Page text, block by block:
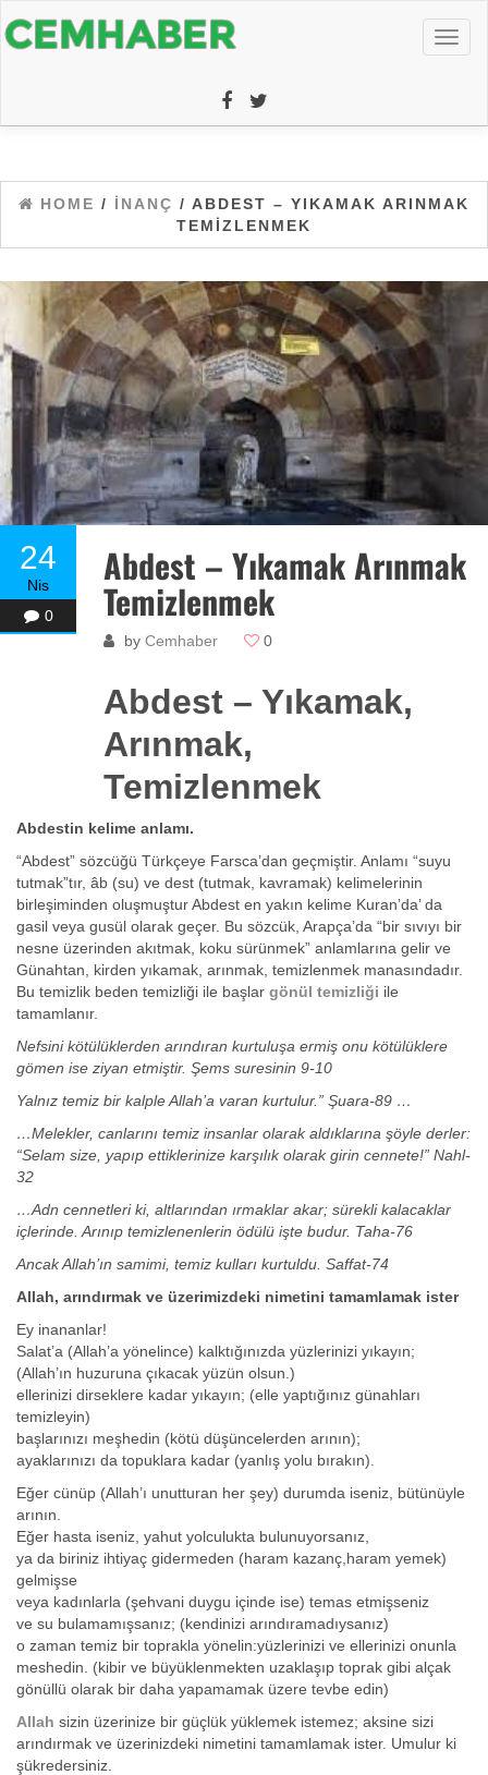
HOME / İNANÇ / ABDEST – YIKAMAK ARINMAK
TEMIZLENMEK
24
Nis
0
Abdest – Yıkamak Arınmak
Temizlenmek
by Cemhaber 0
Abdest – Yıkamak,
Arınmak,
Temizlenmek
Abdestin kelime anlamı.
“Abdest” sözcüğü Türkçeye Farsca’dan geçmiştir. Anlamı “suyu
tutmak”tır, âb (su) ve dest (tutmak, kavramak) kelimelerinin
birleşiminden oluşmuştur Abdest en yakın kelime Kuran’da’ da
gasil veya gusül olarak geçer. Bu sözcük, Arapça’da “bir sıvıyı bir
nesne üzerinden akıtmak, koku sürünmek” anlamlarına gelir ve
Günahtan, kirden yıkamak, arınmak, temizlenmek manasındadır.
Bu temizlik beden temizliği ile başlar gönül temizliği ile
tamamlanır.
Nefsini kötülüklerden arındıran kurtuluşa ermiş onu kötülüklere
gömen ise ziyan etmiştir. Şems suresinin 9-10
Yalnız temiz bir kalple Allah’a varan kurtulur.” Şuara-89 …
…Melekler, canlarını temiz insanlar olarak aldıklarına şöyle derler:
“Selam size, yapıp ettiklerinize karşılık olarak girin cennete!” Nahl-
32
…Adn cennetleri ki, altlarından ırmaklar akar; sürekli kalacaklar
içlerinde. Arınıp temizlenenlerin ödülü işte budur. Taha-76
Ancak Allah’ın samimi, temiz kulları kurtuldu. Saffat-74
Allah, arındırmak ve üzerimizdeki nimetini tamamlamak ister
Ey inananlar!
Salat’a (Allah’a yönelince) kalktığınızda yüzlerinizi yıkayın;
(Allah’ın huzuruna çıkacak yüzün olsun.)
ellerinizi dirseklere kadar yıkayın; (elle yaptığınız günahları
temizleyin)
başlarınızı meşhedin (kötü düşüncelerden arının);
ayaklarınızı da topuklara kadar (yanlış yolu bırakın).
Eğer cünüp (Allah’ı unutturan her şey) durumda iseniz, bütünüyle
arının.
Eğer hasta iseniz, yahut yolculukta bulunuyorsanız,
ya da biriniz ihtiyaç gidermeden (haram kazanç,haram yemek)
gelmişse
veya kadınlarla (şehvani duygu içinde ise) temas etmişseniz
ve su bulamamışsanız; (kendinizi arındıramadıysanız)
o zaman temiz bir toprakla yönelin:yüzlerinizi ve ellerinizi onunla
meshedin. (kibir ve büyüklenmekten uzaklaşıp toprak gibi alçak
gönüllü olarak bir daha yapamamak üzere tevbe edin)
Allah sizin üzerinize bir güçlük yüklemek istemez; aksine sizi
arındırmak ve üzerinizdeki nimetini tamamlamak ister. Umulur ki
şükredersiniz.